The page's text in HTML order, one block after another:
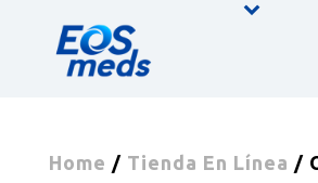
Home / Tienda En Línea /